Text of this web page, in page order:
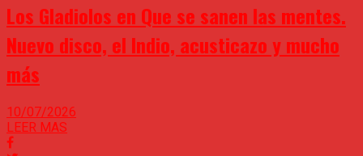
Los Gladiolos en Que se sanen las mentes.
Nuevo disco, el Indio, acusticazo y mucho
más
10/07/2026
LEER MAS